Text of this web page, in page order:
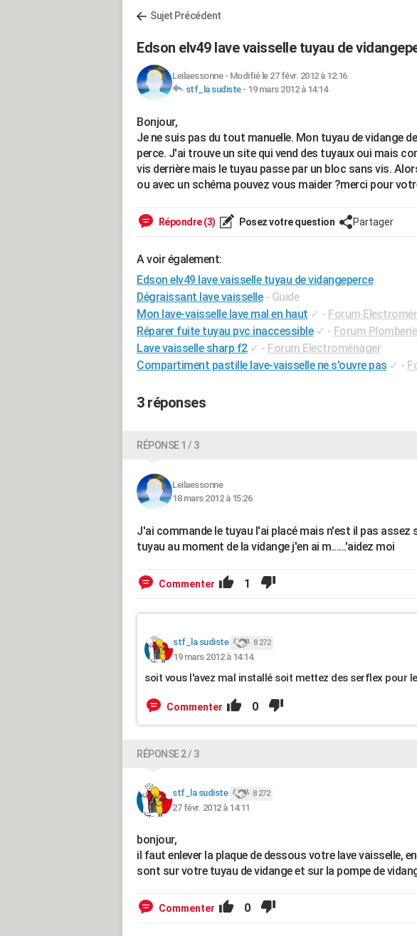
Sujet Précédent
Edson elv49 lave vaisselle tuyau de
Leilaessonne- Modifié le 27 févr. 2012 à 12:16
stf_la sudiste- 19 mars 2012 à 14:14
Bonjour,
Je ne suis pas du tout manuelle. Mon tuyau de vidange
perce. J'ai trouve un site qui vend des tuyaux oui mais
vis derrière mais le tuyau passe par un bloc sans vis.
ou avec un schéma pouvez vous maider ?merci pour
Répondre (3) Posez votre question Partager
A voir également:
Edson elv49 lave vaisselle tuyau de vidangeperce
Dégraissant lave vaisselle - Guide
Mon lave-vaisselle lave mal en haut ✓ - Forum
Réparer fuite tuyau pvc inaccessible ✓ - Forum Plomberie
Lave vaisselle sharp f2 ✓ - Forum Electroménager
Compartiment pastille lave-vaisselle ne s'ouvre pas ✓ -
3 réponses
RÉPONSE 1 / 3
Leilaessonne
18 mars 2012 à 15:26
J'ai commande le tuyau l'ai placé mais n'est il pas assez
tuyau au moment de la vidange j'en ai m......'aidez moi
Commenter 1
stf_la sudiste 8 272
19 mars 2012 à 14:14
soit vous l'avez mal installé soit mettez des serflex pour
Commenter 0
RÉPONSE 2 / 3
stf_la sudiste 8 272
27 févr. 2012 à 14:11
bonjour,
il faut enlever la plaque de dessous votre lave vaisselle,
sont sur votre tuyau de vidange et sur la pompe de
Commenter 0